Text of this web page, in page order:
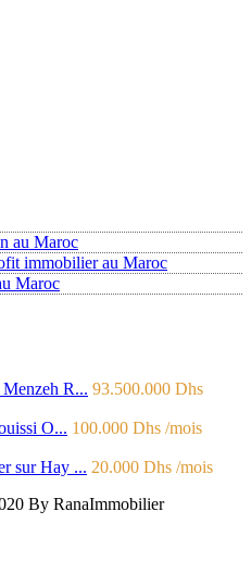
au Maroc
immobilier au Maroc
Maroc
R... 93.500.000 Dhs
O... 100.000 Dhs /mois
sur Hay ... 20.000 Dhs /mois
By RanaImmobilier